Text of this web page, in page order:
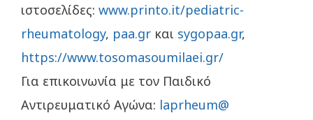
ιστοσελίδες: www.printo.it/pediatric-
rheumatology, paa.gr και sygopaa.gr,
https://www.tosomasoumilaei.gr/
Για επικοινωνία με τον Παιδικό
Αντιρευματικό Αγώνα: laprheum@